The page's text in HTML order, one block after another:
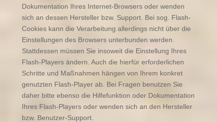
Dokumentation Ihres Internet-Browsers oder wenden
sich an dessen Hersteller bzw. Support. Bei sog. Flash-
Cookies kann die Verarbeitung allerdings nicht über die
Einstellungen des Browsers unterbunden werden.
Stattdessen müssen Sie insoweit die Einstellung Ihres
Flash-Players ändern. Auch die hierfür erforderlichen
Schritte und Maßnahmen hängen von Ihrem konkret
genutzten Flash-Player ab. Bei Fragen benutzen Sie
daher bitte ebenso die Hilfefunktion oder Dokumentation
Ihres Flash-Players oder wenden sich an den Hersteller
bzw. Benutzer-Support.